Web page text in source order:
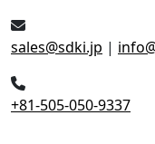
sales@sdki.jp |
+81-505-050-9337